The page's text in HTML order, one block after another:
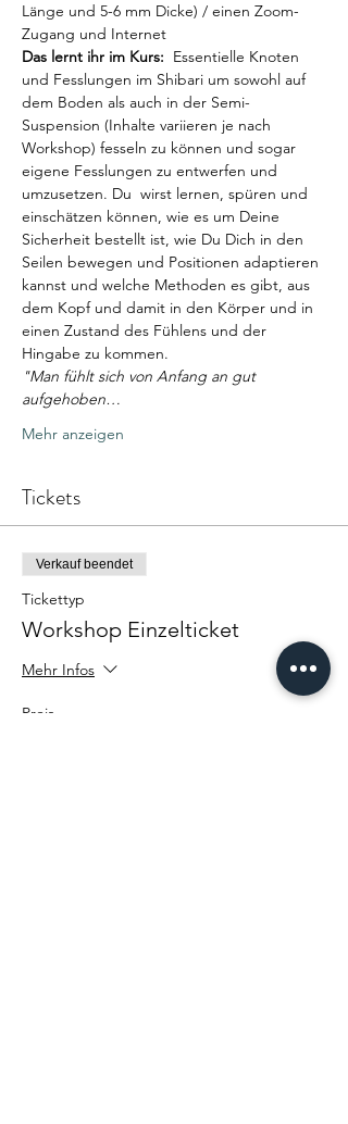
Länge und 5-6 mm Dicke) / einen Zoom-
Zugang und Internet
Das lernt ihr im Kurs: Essentielle Knoten
und Fesslungen im Shibari um sowohl auf
dem Boden als auch in der Semi-
Suspension (Inhalte variieren je nach
Workshop) fesseln zu können und sogar
eigene Fesslungen zu entwerfen und
umzusetzen. Du  wirst lernen, spüren und
einschätzen können, wie es um Deine
Sicherheit bestellt ist, wie Du Dich in den
Seilen bewegen und Positionen adaptieren
kannst und welche Methoden es gibt, aus
dem Kopf und damit in den Körper und in
einen Zustand des Fühlens und der
Hingabe zu kommen.
"Man fühlt sich von Anfang an gut
aufgehoben…
Mehr anzeigen
Tickets
Verkauf beendet
Tickettyp
Workshop Einzelticket
Mehr Infos
Preis